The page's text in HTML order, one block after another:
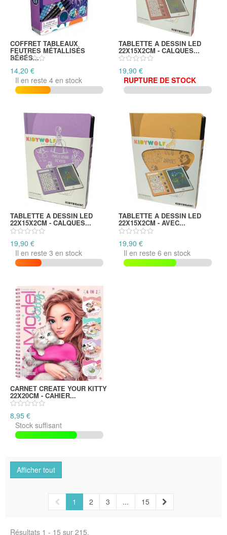
COFFRET TABLEAUX
FEUTRES MÉTALLISÉS
BÉBÉS...
14,20 €
Il en reste 4 en stock
TABLETTE A DESSIN LED
22X15X2CM - CALQUES...
19,90 €
RUPTURE DE STOCK
TABLETTE A DESSIN LED
22X15X2CM - CALQUES...
19,90 €
Il en reste 3 en stock
TABLETTE A DESSIN LED
22X15X2CM - AVEC...
19,90 €
Il en reste 6 en stock
CARNET CREATE YOUR KITTY
22X20CM - CAHIER...
8,95 €
Stock suffisant
Afficher tout
1 2 3 ... 15
Résultats 1 - 15 sur 215.